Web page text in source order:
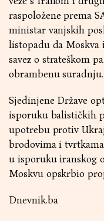
raspoložene prema
ministar vanjskih
listopadu da Moskva
savez o strateškom
obrambenu suradnju.
Sjedinjene Države
isporuku balističkih
upotrebu protiv
brodovima i
u isporuku iranskog
Moskvu opskrbio
Dnevnik.ba